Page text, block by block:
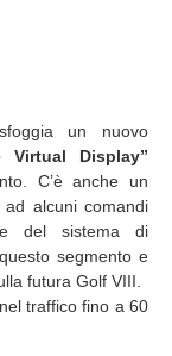
sfoggia un nuovo
Virtual Display”
C’è anche un
alcuni comandi
del sistema di
segmento e
futura Golf VIII.
traffico fino a 60